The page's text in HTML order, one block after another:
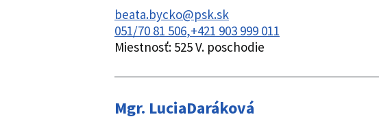
beata.bycko@psk.sk
051/70 81 506 +421 903 999 011
Miestnosť: 525 V. poschodie
Mgr. LuciaDaráková